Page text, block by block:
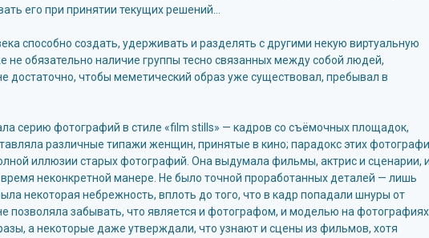
его при принятии текущих решений…
способно создать, удерживать и разделять с другими некую виртуальную
обязательно наличие группы тесно связанных между собой людей,
достаточно, чтобы меметический образ уже существовал, пребывал в
серию фотографий в стиле «film stills» — кадров со съёмочных площадок,
различные типажи женщин, принятые в кино; парадокс этих
иллюзии старых фотографий. Она выдумала фильмы, актрис и сценарии,
неконкретной манере. Не было точной проработанных деталей — лишь
некоторая небрежность, вплоть до того, что в кадр попадали шнуры от
позволяла забывать, что является и фотографом, и моделью на
а некоторые даже утверждали, что узнают и сцены из фильмов, хотя